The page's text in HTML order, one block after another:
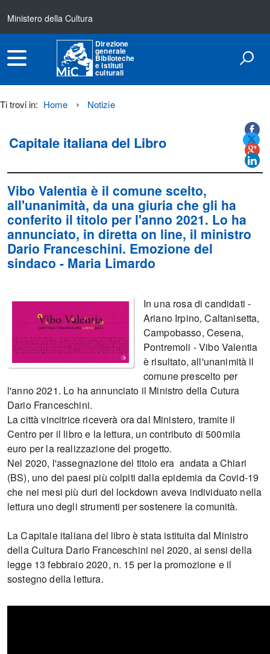
Ministero della Cultura
Direzione
generale
Biblioteche
e istituti
culturali
Ti trovi in: Home Notizie
Capitale italiana del Libro
Vibo Valentia è il comune scelto,
all'unanimità, da una giuria che gli ha
conferito il titolo per l'anno 2021. Lo ha
annunciato, in diretta on line, il ministro
Dario Franceschini. Emozione del
sindaco - Maria Limardo
In una rosa di candidati -
Ariano Irpino, Caltanisetta,
Campobasso, Cesena,
Pontremoli - Vibo Valentia
è risultato, all'unanimità il
comune prescelto per
l'anno 2021. Lo ha annunciato il Ministro della Cutura
Dario Franceschini.
La città vincitrice riceverà ora dal Ministero, tramite il
Centro per il libro e la lettura, un contributo di 500mila
euro per la realizzazione del progetto.
Nel 2020, l'assegnazione del titolo era andata a Chiari
(BS), uno dei paesi più colpiti dalla epidemia da Covid-19
che nei mesi più duri del lockdown aveva individuato nella
lettura uno degli strumenti per sostenere la comunità.
La Capitale italiana del libro è stata istituita dal Ministro
della Cultura Dario Franceschini nel 2020, ai sensi della
legge 13 febbraio 2020, n. 15 per la promozione e il
sostegno della lettura.